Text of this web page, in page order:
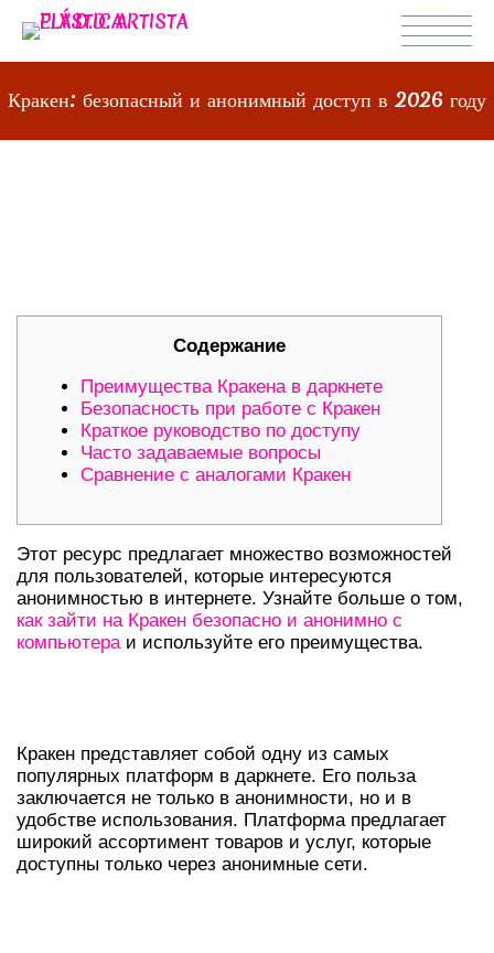
Кракен: безопасный и анонимный доступ в 2026 году
Содержание
Преимущества Кракена в даркнете
Безопасность при работе с Кракен
Краткое руководство по доступу
Часто задаваемые вопросы
Сравнение с аналогами Кракен
Этот ресурс предлагает множество возможностей
для пользователей, которые интересуются
анонимностью в интернете. Узнайте больше о том,
как зайти на Кракен безопасно и анонимно с
компьютера и используйте его преимущества.
Кракен представляет собой одну из самых
популярных платформ в даркнете. Его польза
заключается не только в анонимности, но и в
удобстве использования. Платформа предлагает
широкий ассортимент товаров и услуг, которые
доступны только через анонимные сети.